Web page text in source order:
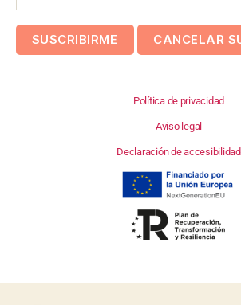
Política de privacidad
Aviso legal
Declaración de accesibilidad